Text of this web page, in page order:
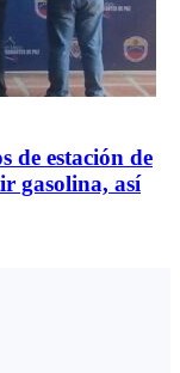
de estación de
gasolina, así